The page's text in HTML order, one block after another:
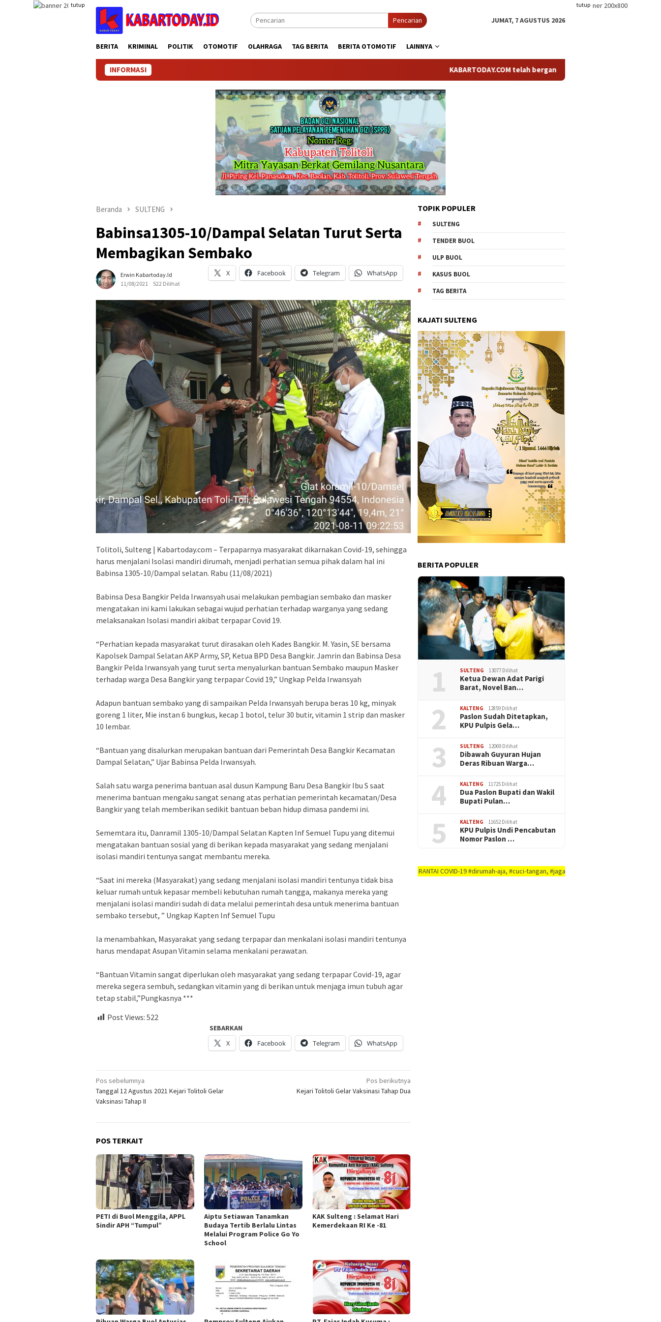
tutup tutup
Pencarian JUMAT, 7 AGUSTUS 2026
BERITA KRIMINAL POLITIK OTOMOTIF OLAHRAGA TAG BERITA BERITA OTOMOTIF LAINNYA
INFORMASI KABARTODAY.COM telah berganti nama menjadi KABARTODAY.ID.
Beranda SULTENG
Babinsa1305-10/Dampal Selatan Turut Serta
Membagikan Sembako
Erwin Kabartoday.id
11/08/2021
522 Dilihat
X Facebook Telegram WhatsApp
Tolitoli, Sulteng | Kabartoday.com – Terpaparnya masyarakat dikarnakan Covid-19, sehingga
harus menjalani Isolasi mandiri dirumah, menjadi perhatian semua pihak dalam hal ini
Babinsa 1305-10/Dampal selatan. Rabu (11/08/2021)
Babinsa Desa Bangkir Pelda Irwansyah usai melakukan pembagian sembako dan masker
mengatakan ini kami lakukan sebagai wujud perhatian terhadap warganya yang sedang
melaksanakan Isolasi mandiri akibat terpapar Covid 19.
“Perhatian kepada masyarakat turut dirasakan oleh Kades Bangkir. M. Yasin, SE bersama
Kapolsek Dampal Selatan AKP Army, SP, Ketua BPD Desa Bangkir. Jamrin dan Babinsa Desa
Bangkir Pelda Irwansyah yang turut serta menyalurkan bantuan Sembako maupun Masker
terhadap warga Desa Bangkir yang terpapar Covid 19,” Ungkap Pelda Irwansyah
Adapun bantuan sembako yang di sampaikan Pelda Irwansyah berupa beras 10 kg, minyak
goreng 1 liter, Mie instan 6 bungkus, kecap 1 botol, telur 30 butir, vitamin 1 strip dan masker
10 lembar.
“Bantuan yang disalurkan merupakan bantuan dari Pemerintah Desa Bangkir Kecamatan
Dampal Selatan,” Ujar Babinsa Pelda Irwansyah.
Salah satu warga penerima bantuan asal dusun Kampung Baru Desa Bangkir Ibu S saat
menerima bantuan mengaku sangat senang atas perhatian pemerintah kecamatan/Desa
Bangkir yang telah memberikan sedikit bantuan beban hidup dimasa pandemi ini.
Sememtara itu, Danramil 1305-10/Dampal Selatan Kapten Inf Semuel Tupu yang ditemui
mengatakan bantuan sosial yang di berikan kepada masyarakat yang sedang menjalani
isolasi mandiri tentunya sangat membantu mereka.
“Saat ini mereka (Masyarakat) yang sedang menjalani isolasi mandiri tentunya tidak bisa
keluar rumah untuk kepasar membeli kebutuhan rumah tangga, makanya mereka yang
menjalani isolasi mandiri sudah di data melalui pemerintah desa untuk menerima bantuan
sembako tersebut, ” Ungkap Kapten Inf Semuel Tupu
Ia menambahkan, Masyarakat yang sedang terpapar dan menkalani isolasi mandiri tentunya
harus mendapat Asupan Vitamin selama menkalani perawatan.
“Bantuan Vitamin sangat diperlukan oleh masyarakat yang sedang terpapar Covid-19, agar
mereka segera sembuh, sedangkan vitamin yang di berikan untuk menjaga imun tubuh agar
tetap stabil,”Pungkasnya ***
Post Views: 522
SEBARKAN
X
Facebook Telegram WhatsApp
Navigasi
pos
Pos sebelumnya
Tanggal 12 Agustus 2021 Kejari Tolitoli Gelar
Vaksinasi Tahap II
Pos berikutnya
Kejari Tolitoli Gelar Vaksinasi Tahap Dua
POS TERKAIT
PETI di Buol Menggila, APPL
Sindir APH “Tumpul”
Aiptu Setiawan Tanamkan
Budaya Tertib Berlalu Lintas
Melalui Program Police Go Yo
School
KAK Sulteng : Selamat Hari
Kemerdekaan RI Ke -81
TOPIK POPULER
SULTENG
TENDER BUOL
ULP BUOL
KASUS BUOL
TAG BERITA
KAJATI SULTENG
BERITA POPULER
1 SULTENG 13077 Dilihat
Ketua Dewan Adat Parigi
Barat, Novel Ban…
2 KALTENG 12859 Dilihat
Paslon Sudah Ditetapkan,
KPU Pulpis Gela…
3 SULTENG 12069 Dilihat
Dibawah Guyuran Hujan
Deras Ribuan Warga…
4 KALTENG 11725 Dilihat
Dua Paslon Bupati dan Wakil
Bupati Pulan…
5 KALTENG 11652 Dilihat
KPU Pulpis Undi Pencabutan
Nomor Paslon …
AYO PUTUSKAN RANTAI COVID-19 #dirumah-aja, #cuci-tangan, #jaga-jarak, #jaga-imunitas-tubuh, #rajin-